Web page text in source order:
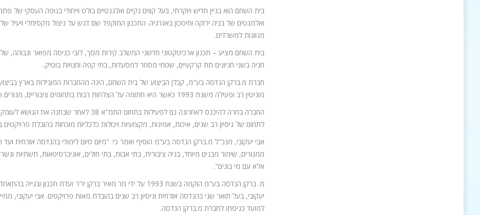
בית השחם הוא בניין חדיש ויוקרתי, בעל קווים נקיים ואלגנטיים בולט וייחודי בנופה העסקי
ואלמנטים של בניה ירוקה וחיסכון באנרגיה. התכנון המוקפד שם דגש על ניצול מקסימלי
מגוונות למשרדים.
בית השחם מציע – תכנון ארכיטקטוני חדשני המשלב קירות מסך, לובי כניסה מפואר וגבוהה,
חניה בשני חניונים תת קרקעיים, שטחי מסחר למסעדות, בתי קפה וחנויות בוטיק..
חברת מ.ברקן הנדסה בע"מ, קבלן הביצוע של בית השחם, הינה מהחברות המובילות בארץ
מוניטין רב ופעילה משנת 1993 כאשר היא חתומה על הצלחות רבות בתחומים ציבוריים, מגורים ויזמות.
החברה בחרה להיכנס לאחרונה גם לפעילות בתחום
לתחום של ניסיון רב שנים, איכות, אמינות, מקצועיות ויכולות כלכליות מוכחות בהובלת פרויקטים
אבי יעקובי, מנכ"ל מ.ברקן הנדסה בע"מ הוסיף ואמר כי: "מיום סיום לימודי בהנדסה אזרחית ועד
ממגורים, שימור מבנים מיוחד, בניה ציבורית, בתי אבות, בתי חולים, אוניברסיטאות, תשתיות
אלא עם מי בונים".
יעקובי, בעל תואר שני בהנדסה אזרחית וניסיון רב שנים בהובלת מאות פרויקטים. אבי
למועד כניסתו לחברת מ.ברקן הנדסה.